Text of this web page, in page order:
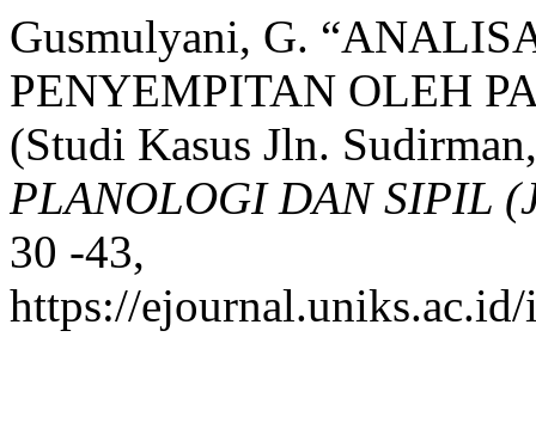
Gusmulyani, G.
PENYEMPITAN OLEH
(Studi Kasus Jln.
PLANOLOGI DAN SIPIL
30 -43,
https://